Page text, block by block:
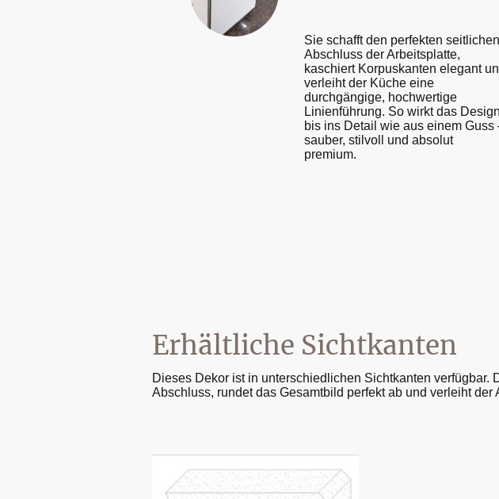
Sie schafft den perfekten seitlichen
Abschluss der Arbeitsplatte,
kaschiert Korpuskanten elegant
verleiht der Küche eine
durchgängige, hochwertige
Linienführung. So wirkt das Design
bis ins Detail wie aus einem Guss
sauber, stilvoll und absolut
premium.
Erhältliche Sichtkanten
Dieses Dekor ist in unterschiedlichen Sichtkanten
Abschluss, rundet das Gesamtbild perfekt ab und verleiht